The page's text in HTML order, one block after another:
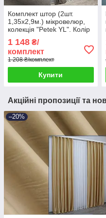
Комплект штор (2шт.
1,35х2,9м.) мікровелюр,
колекція "Petek YL". Колір
1710ш 39-0011
1 148 ₴/
комплект
1 208 ₴/комплект
Купити
Акційні пропозиції та
–20%